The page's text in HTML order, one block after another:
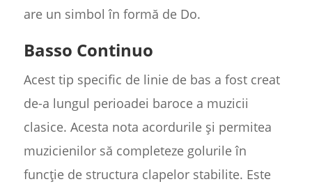
are un simbol în formă de Do.
Basso Continuo
Acest tip specific de linie de bas a fost creat
de-a lungul perioadei baroce a muzicii
clasice. Acesta nota acordurile și permitea
muzicienilor să completeze golurile în
funcție de structura clapelor stabilite. Este